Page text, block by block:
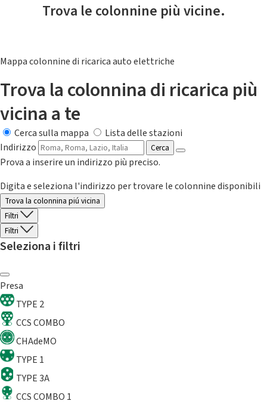
Trova le colonnine più vicine.
Mappa colonnine di ricarica auto elettriche
Trova la colonnina di ricarica più
vicina a te
Cerca sulla mappa
Lista delle stazioni
Indirizzo
Cerca
Prova a inserire un indirizzo più preciso.
Digita e seleziona l'indirizzo per trovare le colonnine disponibili
Trova la colonnina piú vicina
Filtri
Filtri
Seleziona i filtri
Presa
TYPE 2
CCS COMBO
CHAdeMO
TYPE 1
TYPE 3A
CCS COMBO 1